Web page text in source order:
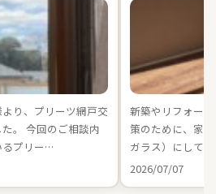
り、プリーツ網戸交
。 今回のご相談内
るプリー…
新築やリフォー
策のために、家
ガラス）にして
2026/07/07